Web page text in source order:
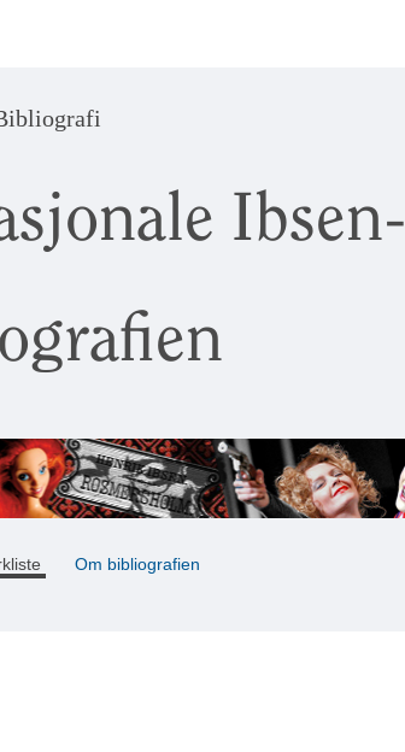
Ibsen-
Om bibliografien